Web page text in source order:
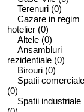
Terenuri (0)
Cazare in regim
hotelier (0)
Altele (0)
Ansambluri
rezidentiale (0)
Birouri (0)
Spatii comerciale
(0)
Spatii industriale